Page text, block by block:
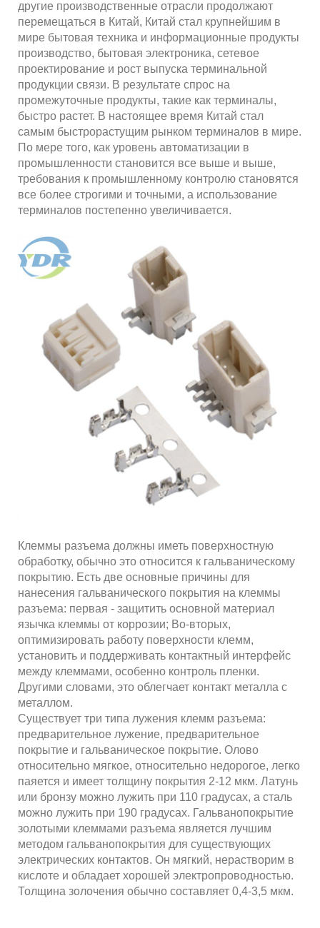
другие производственные отрасли продолжают
перемещаться в Китай, Китай стал крупнейшим в
мире бытовая техника и информационные продукты
производство, бытовая электроника, сетевое
проектирование и рост выпуска терминальной
продукции связи. В результате спрос на
промежуточные продукты, такие как терминалы,
быстро растет. В настоящее время Китай стал
самым быстрорастущим рынком терминалов в мире.
По мере того, как уровень автоматизации в
промышленности становится все выше и выше,
требования к промышленному контролю становятся
все более строгими и точными, а использование
терминалов постепенно увеличивается.
Клеммы разъема должны иметь поверхностную
обработку, обычно это относится к гальваническому
покрытию. Есть две основные причины для
нанесения гальванического покрытия на клеммы
разъема: первая - защитить основной материал
язычка клеммы от коррозии; Во-вторых,
оптимизировать работу поверхности клемм,
установить и поддерживать контактный интерфейс
между клеммами, особенно контроль пленки.
Другими словами, это облегчает контакт металла с
металлом.
Существует три типа лужения клемм разъема:
предварительное лужение, предварительное
покрытие и гальваническое покрытие. Олово
относительно мягкое, относительно недорогое, легко
паяется и имеет толщину покрытия 2-12 мкм. Латунь
или бронзу можно лужить при 110 градусах, а сталь
можно лужить при 190 градусах. Гальванопокрытие
золотыми клеммами разъема является лучшим
методом гальванопокрытия для существующих
электрических контактов. Он мягкий, нерастворим в
кислоте и обладает хорошей электропроводностью.
Толщина золочения обычно составляет 0,4-3,5 мкм.